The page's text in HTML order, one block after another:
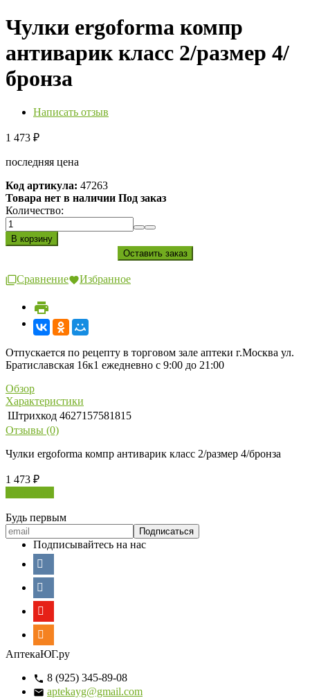
Чулки ergoforma компр
антиварик класс 2/размер 4/
бронза
Написать отзыв
1 473 ₽
последняя цена
Код артикула: 47263
Товара нет в наличии Под заказ
Количество:
Сравнение Избранное
Отпускается по рецепту в торговом зале аптеки г.Москва ул.
Братиславская 16к1 ежедневно с 9:00 до 21:00
Обзор
Характеристики
Штрихкод 4627157581815
Отзывы (0)
Чулки ergoforma компр антиварик класс 2/размер 4/бронза
1 473 ₽
Будь первым
Подписывайтесь на нас
АптекаЮГ.ру
8 (925) 345-89-08
aptekayg@gmail.com